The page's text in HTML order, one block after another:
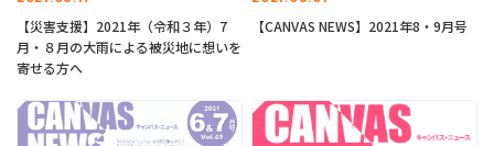
【災害支援】2021年（令和３年）7
月・８月の大雨による被災地に想いを
寄せる方へ
【CANVAS NEWS】2021年8・9月号